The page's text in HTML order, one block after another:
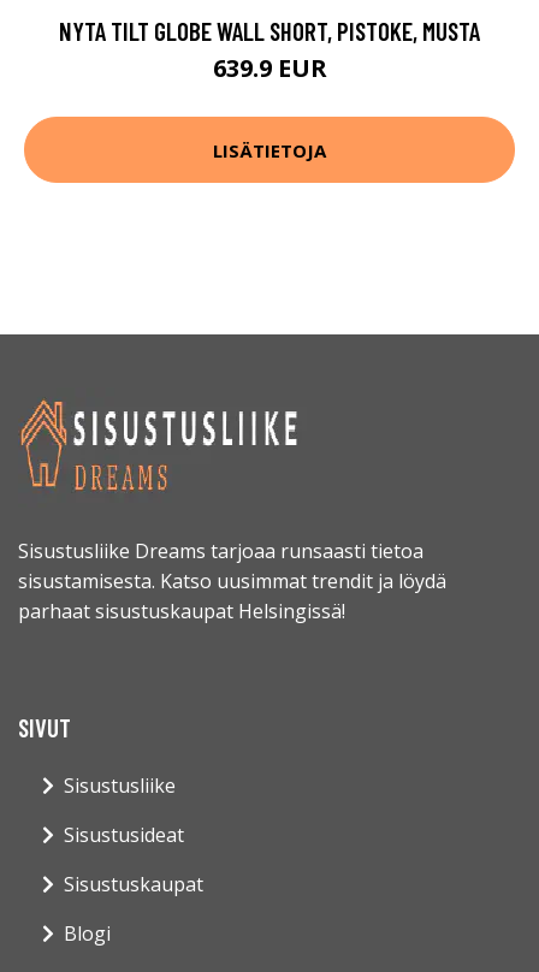
NYTA TILT GLOBE WALL SHORT, PISTOKE, MUSTA
639.9 EUR
LISÄTIETOJA
Sisustusliike Dreams tarjoaa runsaasti tietoa
sisustamisesta. Katso uusimmat trendit ja löydä
parhaat sisustuskaupat Helsingissä!
SIVUT
Sisustusliike
Sisustusideat
Sisustuskaupat
Blogi